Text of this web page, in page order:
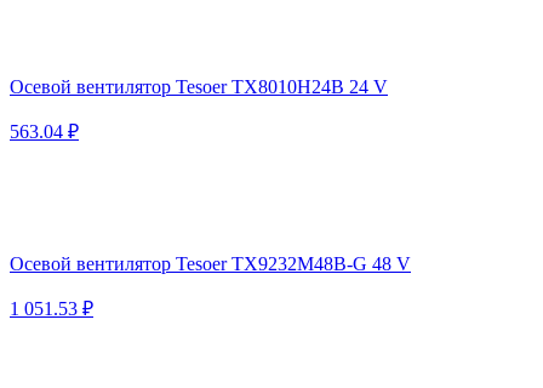
Осевой вентилятор Tesoer TX8010H24B 24 V
563.04 ₽
Осевой вентилятор Tesoer TX9232M48B-G 48 V
1 051.53 ₽